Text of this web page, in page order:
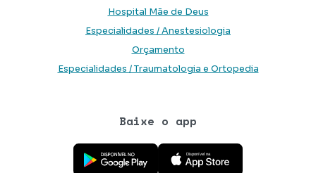
Hospital Mãe de Deus
Especialidades / Anestesiologia
Orçamento
Especialidades / Traumatologia e Ortopedia
Baixe o app
Baixe o aplicativo na Google Play Store
Baixe o aplicativo na App Store